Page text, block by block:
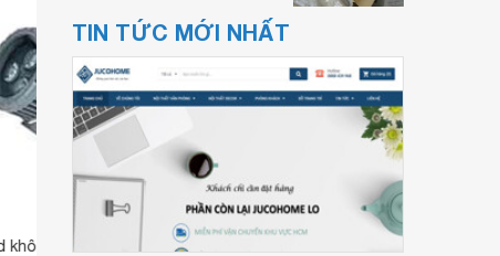
không thấm nước
Đèn Pha led không thấm nước
TIN TỨC MỚI NHẤT